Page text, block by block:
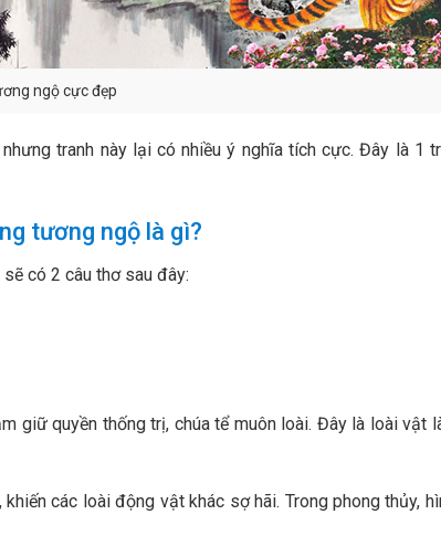
ngộ cực đẹp
tranh này lại có nhiều ý nghĩa tích cực. Đây là 1
tương ngộ là gì?
có 2 câu thơ sau đây:
giữ quyền thống trị, chúa tể muôn loài. Đây là loài vật
các loài động vật khác sợ hãi. Trong phong thủy,